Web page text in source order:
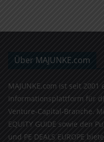
Über MAJUNKE.com
MAJUNKE.com ist seit
Informationsplattform für
Venture-Capital-Branche.
EQUITY GUIDE sowie den
und PE DEALS EUROPE